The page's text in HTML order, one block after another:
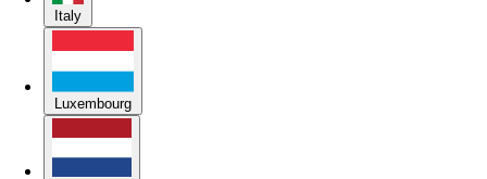
Italy
Luxembourg